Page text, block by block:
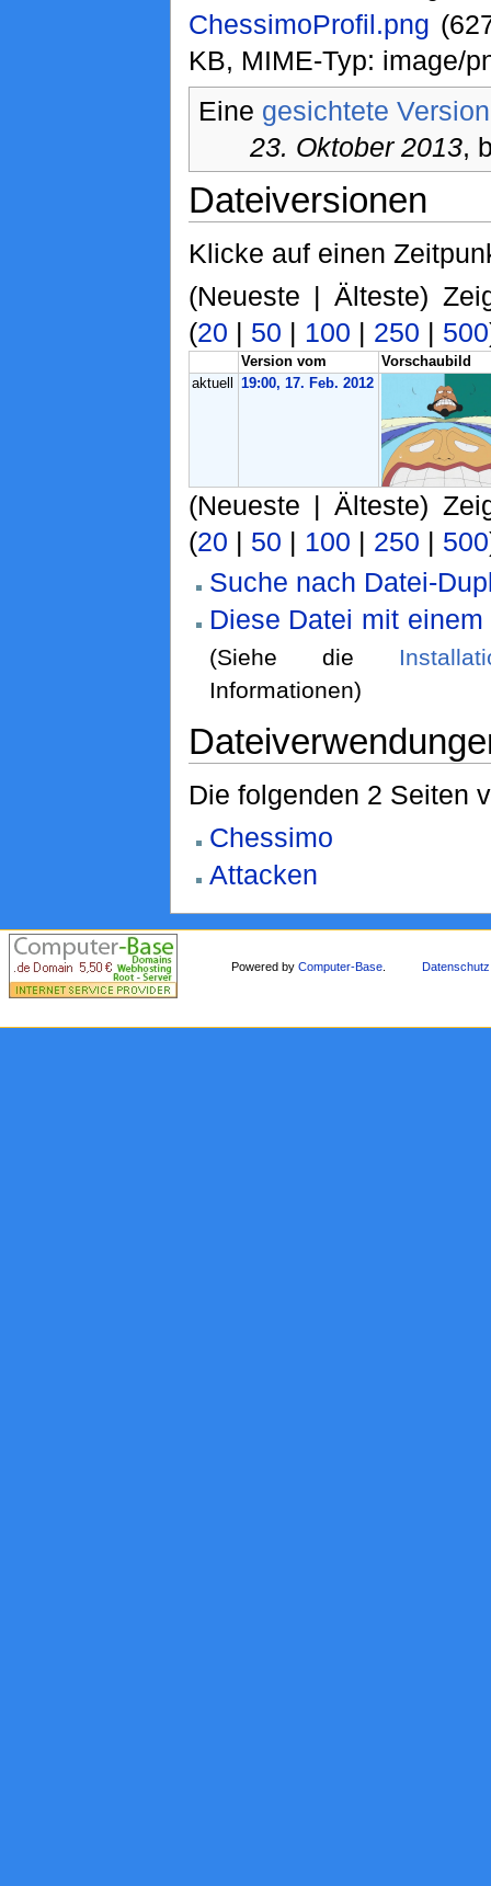
ChessimoProfil.png
KB, MIME-Typ: image/
Eine gesichtete Version
23. Oktober 2013,
Dateiversionen
Klicke auf einen
(Neueste | Älteste)
(20 | 50 | 100 | 250 | 500
Version vom
Vorschaubild
aktuell
19:00, 17. Feb. 2012
(Neueste | Älteste)
(20 | 50 | 100 | 250 | 500
Suche nach Datei-
Diese Datei mit
(Siehe die
Informationen)
Die folgenden 2 Seiten
Chessimo
Attacken
Powered byComputer-Base Datenschutz